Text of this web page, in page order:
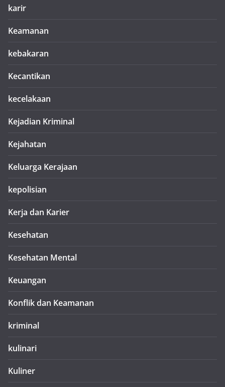
karir
Keamanan
kebakaran
Kecantikan
kecelakaan
Kejadian Kriminal
Kejahatan
Keluarga Kerajaan
kepolisian
Kerja dan Karier
Kesehatan
Kesehatan Mental
Keuangan
Konflik dan Keamanan
kriminal
kulinari
Kuliner